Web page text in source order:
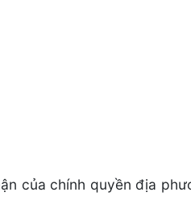
của chính quyền địa